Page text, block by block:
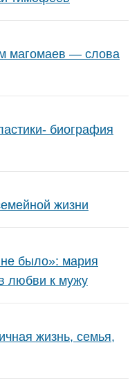
магомаев — слова
биография
жизни
было»: мария
любви к мужу
жизнь, семья,